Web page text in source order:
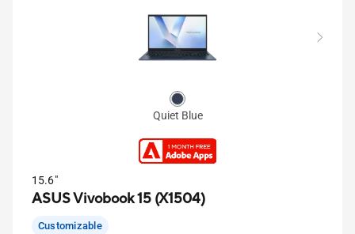
Quiet Blue
15.6"
ASUS Vivobook 15 (X1504)
Customizable